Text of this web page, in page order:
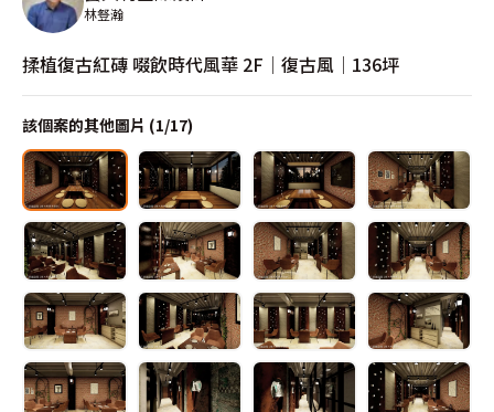
林豋瀚
揉植復古紅磚 啜飲時代風華 2F│復古風│136坪
該個案的其他圖片 (1/17)